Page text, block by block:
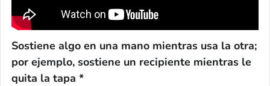
Sostiene algo en una mano mientras usa la otra;
por ejemplo, sostiene un recipiente mientras le
quita la tapa *